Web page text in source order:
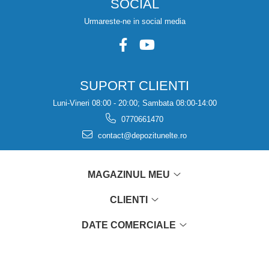
SOCIAL
Urmareste-ne in social media
SUPORT CLIENTI
Luni-Vineri 08:00 - 20:00; Sambata 08:00-14:00
0770661470
contact@depozitunelte.ro
MAGAZINUL MEU
CLIENTI
DATE COMERCIALE